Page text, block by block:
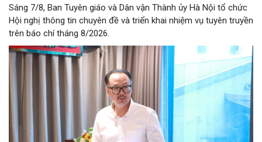
Sáng 7/8, Ban Tuyên giáo và Dân vận Thành ủy Hà Nội tổ chức
Hội nghị thông tin chuyên đề và triển khai nhiệm vụ tuyên truyền
trên báo chí tháng 8/2026.